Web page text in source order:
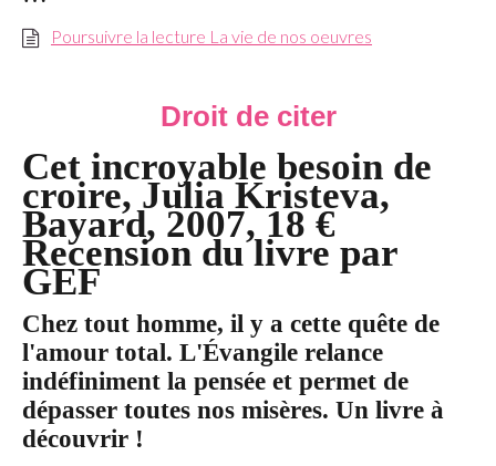
Poursuivre la lecture La vie de nos oeuvres
Droit de citer
Cet incroyable besoin de
croire, Julia Kristeva,
Bayard, 2007, 18 €
Recension du livre par
GEF
Chez tout homme, il y a cette quête de
l'amour total. L'Évangile relance
indéfiniment la pensée et permet de
dépasser toutes nos misères. Un livre à
découvrir !